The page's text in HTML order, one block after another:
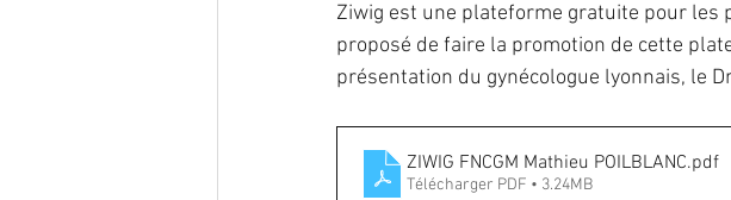
endométriose Infection IVG
oncogénétique PMA
Ziwig est une plateforme gratuite pour les
proposé de faire la promotion de cette
présentation du gynécologue lyonnais, le
ZIWIG FNCGM Mathieu POILBLANC.pdf
Télécharger PDF • 3.24MB